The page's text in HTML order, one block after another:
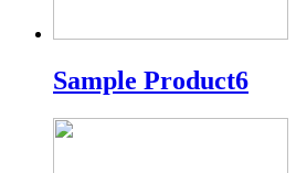
Sample Product6